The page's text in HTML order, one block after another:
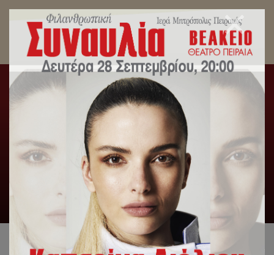
Μητροπολίτης Πειραιώς: «Το μεγαλύτερο
μάθημα και η μεγαλύτερη επιτυχία στη ζωή είναι
να αποβείτε αληθινοί άνθρωποι, ελεύθεροι,
δίκαιοι και αξιοπρεπείς».
Αρχική Slideshow, Δελτία Τύπου,Λατρευτική Ζωή
Μητροπολίτης Πειραιώς: «Το μεγαλύτερο μάθημα και η